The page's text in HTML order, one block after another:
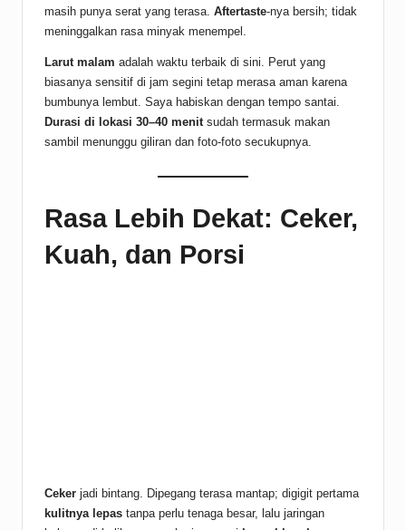
masih punya serat yang terasa. Aftertaste-nya bersih; tidak
meninggalkan rasa minyak menempel.
Larut malam adalah waktu terbaik di sini. Perut yang
biasanya sensitif di jam segini tetap merasa aman karena
bumbunya lembut. Saya habiskan dengan tempo santai.
Durasi di lokasi 30–40 menitsudah termasuk makan
sambil menunggu giliran dan foto-foto secukupnya.
Rasa Lebih Dekat: Ceker,
Kuah, dan Porsi
Ceker jadi bintang. Dipegang terasa mantap; digigit pertama
kulitnya lepas tanpa perlu tenaga besar, lalu jaringan